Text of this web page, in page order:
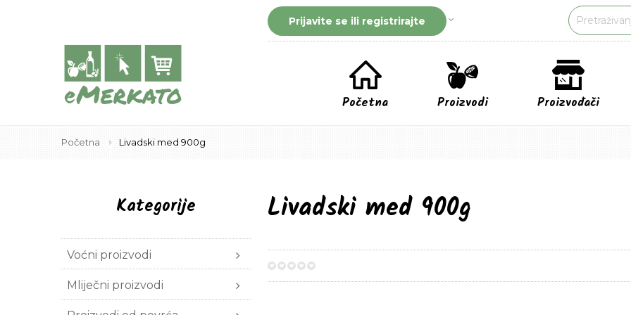
Prijavite se ili registrirajte
Početna Proizvodi Proizvođači
Početna Livadski med 900g
Livadski med 900g
Kategorije
Voćni proizvodi
Mliječni proizvodi